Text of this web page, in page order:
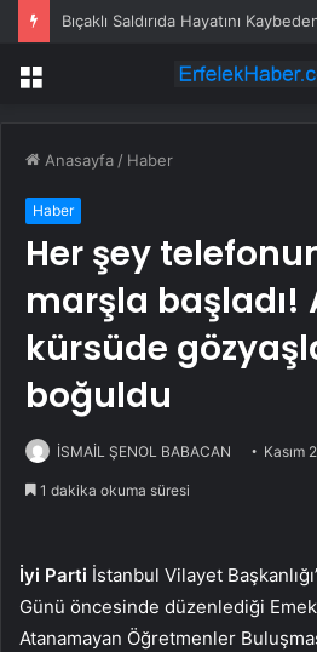
Menü
Anasayfa / Haber
Haber
Her şey
marşla başladı!
kürsüde
boğuldu
İSMAİL ŞENOL BABACAN Kasım
1 dakika okuma süresi
İyi Parti İstanbul Vilayet
Günü öncesinde düzenlediği
Atanamayan Öğretmenler